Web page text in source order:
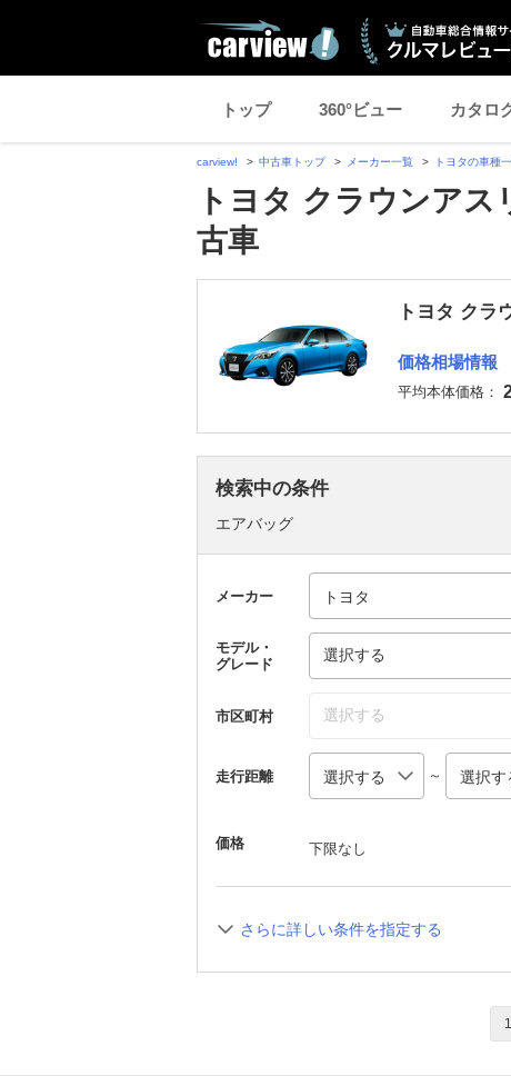
トップ 360°ビュー カタロ
carview! 中古車トップ メーカー一覧 トヨタの車種
トヨタ クラウンア
古車
トヨタ クラ
価格相場情報
平均本体価格：
検索中の条件
エアバッグ
メーカー
モデル・
グレード
選択する
市区町村 選択する
走行距離 ～
価格 下限なし
さらに詳しい条件を指定する
1